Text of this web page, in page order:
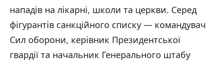
нападів на лікарні, школи та церкви. Серед
фігурантів санкційного списку — командувач
Сил оборони, керівник Президентської
гвардії та начальник Генерального штабу